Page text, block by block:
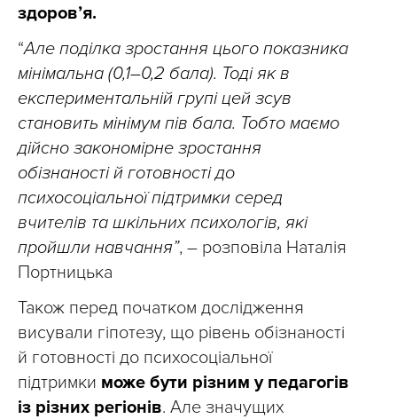
здоров’я.
“Але поділка зростання цього показника
мінімальна (0,1–0,2 бала). Тоді як в
експериментальній групі цей зсув
становить мінімум пів бала. Тобто маємо
дійсно закономірне зростання
обізнаності й готовності до
психосоціальної підтримки серед
вчителів та шкільних психологів, які
пройшли навчання”, – розповіла Наталія
Портницька
Також перед початком дослідження
висували гіпотезу, що рівень обізнаності
й готовності до психосоціальної
підтримки може бути різним у педагогів
із різних регіонів. Але значущих